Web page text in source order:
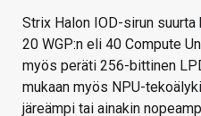
Strix Halon IOD-sirun
20 WGP:n eli 40 Compute
myös peräti 256-bittinen
mukaan myös NPU-
järeämpi tai ainakin